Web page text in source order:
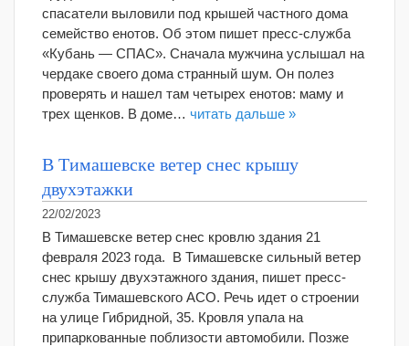
спасатели выловили под крышей частного дома
семейство енотов. Об этом пишет пресс-служба
«Кубань — СПАС». Сначала мужчина услышал на
чердаке своего дома странный шум. Он полез
проверять и нашел там четырех енотов: маму и
трех щенков. В доме… читать дальше »
В Тимашевске ветер снес крышу
двухэтажки
22/02/2023
В Тимашевске ветер снес кровлю здания 21
февраля 2023 года. В Тимашевске сильный ветер
снес крышу двухэтажного здания, пишет пресс-
служба Тимашевского АСО. Речь идет о строении
на улице Гибридной, 35. Кровля упала на
припаркованные поблизости автомобили. Позже